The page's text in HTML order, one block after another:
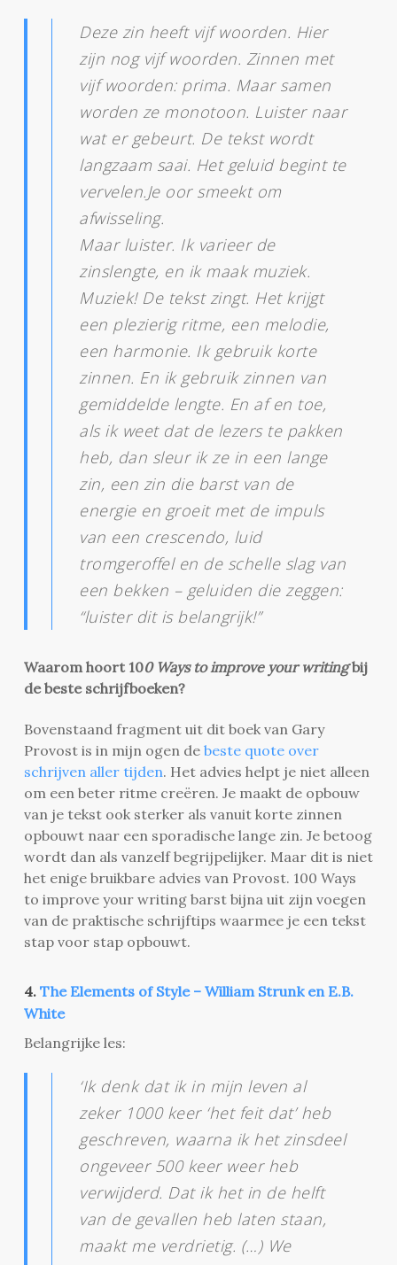
Deze zin heeft vijf woorden. Hier
zijn nog vijf woorden. Zinnen met
vijf woorden: prima. Maar samen
worden ze monotoon. Luister naar
wat er gebeurt. De tekst wordt
langzaam saai. Het geluid begint te
vervelen.Je oor smeekt om
afwisseling.
Maar luister. Ik varieer de
zinslengte, en ik maak muziek.
Muziek! De tekst zingt. Het krijgt
een plezierig ritme, een melodie,
een harmonie. Ik gebruik korte
zinnen. En ik gebruik zinnen van
gemiddelde lengte. En af en toe,
als ik weet dat de lezers te pakken
heb, dan sleur ik ze in een lange
zin, een zin die barst van de
energie en groeit met de impuls
van een crescendo, luid
tromgeroffel en de schelle slag van
een bekken – geluiden die zeggen:
“luister dit is belangrijk!”
Waarom hoort 100 Ways toimprove your writingbij
de beste schrijfboeken?
Bovenstaand fragment uit dit boek van Gary
Provost is in mijn ogen de beste quote over
schrijven aller tijden. Het advies helpt je niet alleen
om een beter ritme creëren. Je maakt de opbouw
van je tekst ook sterker als vanuit korte zinnen
opbouwt naar een sporadische lange zin. Je betoog
wordt dan als vanzelf begrijpelijker. Maar dit is niet
het enige bruikbare advies van Provost. 100 Ways
to improve your writing barst bijna uit zijn voegen
van de praktische schrijftips waarmee je een tekst
stap voor stap opbouwt.
4. The Elements of Style – William Strunk en E.B.
White
Belangrijke les:
‘Ik denk dat ik in mijn leven al
zeker 1000 keer ‘het feit dat’ heb
geschreven, waarna ik het zinsdeel
ongeveer 500 keer weer heb
verwijderd. Dat ik het in de helft
van de gevallen heb laten staan,
maakt me verdrietig. (…) We